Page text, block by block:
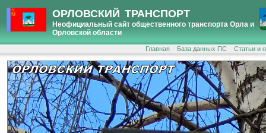
ОРЛОВСКИЙ ТРАНСПОРТ
Неофициальный сайт общественного транспорта Орла и
Орловской области
Главная База данных ПС Статьи и